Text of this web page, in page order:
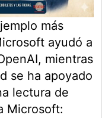
más
ayudó a
mientras
se ha apoyado
lectura de
Microsoft: